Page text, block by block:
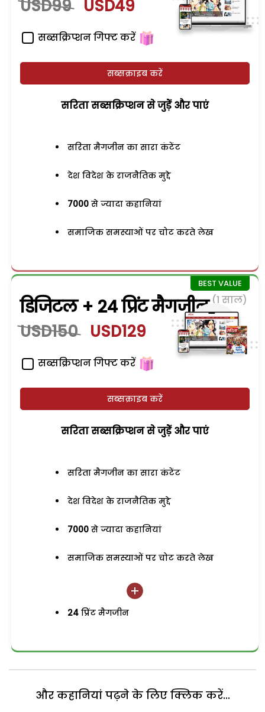
USD99 USD49
सब्सक्रिप्शन गिफ्ट करें
सब्सक्राइब करें
सरिता सब्सक्रिप्शन से जुड़ेें और पाएं
सरिता मैगजीन का सारा कंटेंट
देश विदेश के राजनैतिक मुद्दे
7000 से ज्यादा कहानियां
समाजिक समस्याओं पर चोट करते लेख
डिजिटल + 24 प्रिंट मैगजीन (1 साल)
USD150 USD129
सब्सक्रिप्शन गिफ्ट करें
सब्सक्राइब करें
सरिता सब्सक्रिप्शन से जुड़ेें और पाएं
सरिता मैगजीन का सारा कंटेंट
देश विदेश के राजनैतिक मुद्दे
7000 से ज्यादा कहानियां
समाजिक समस्याओं पर चोट करते लेख
24 प्रिंट मैगजीन
और कहानियां पढ़ने के लिए क्लिक करें...